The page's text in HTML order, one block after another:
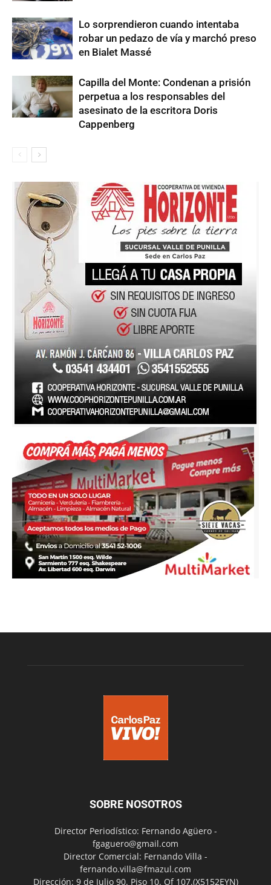
Lo sorprendieron cuando intentaba
robar un pedazo de vía y marchó preso
en Bialet Massé
Capilla del Monte: Condenan a prisión
perpetua a los responsables del
asesinato de la escritora Doris
Cappenberg
SOBRE NOSOTROS
Director Periodístico: Fernando Agüero -
fgaguero@gmail.com
Director Comercial: Fernando Villa -
fernando.villa@fmazul.com
Dirección: 9 de Julio 90. Piso 10. Of 107.(X5152EYN)